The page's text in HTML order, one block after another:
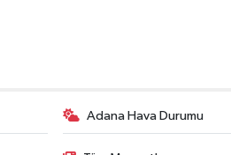
Adana Hava Durumu